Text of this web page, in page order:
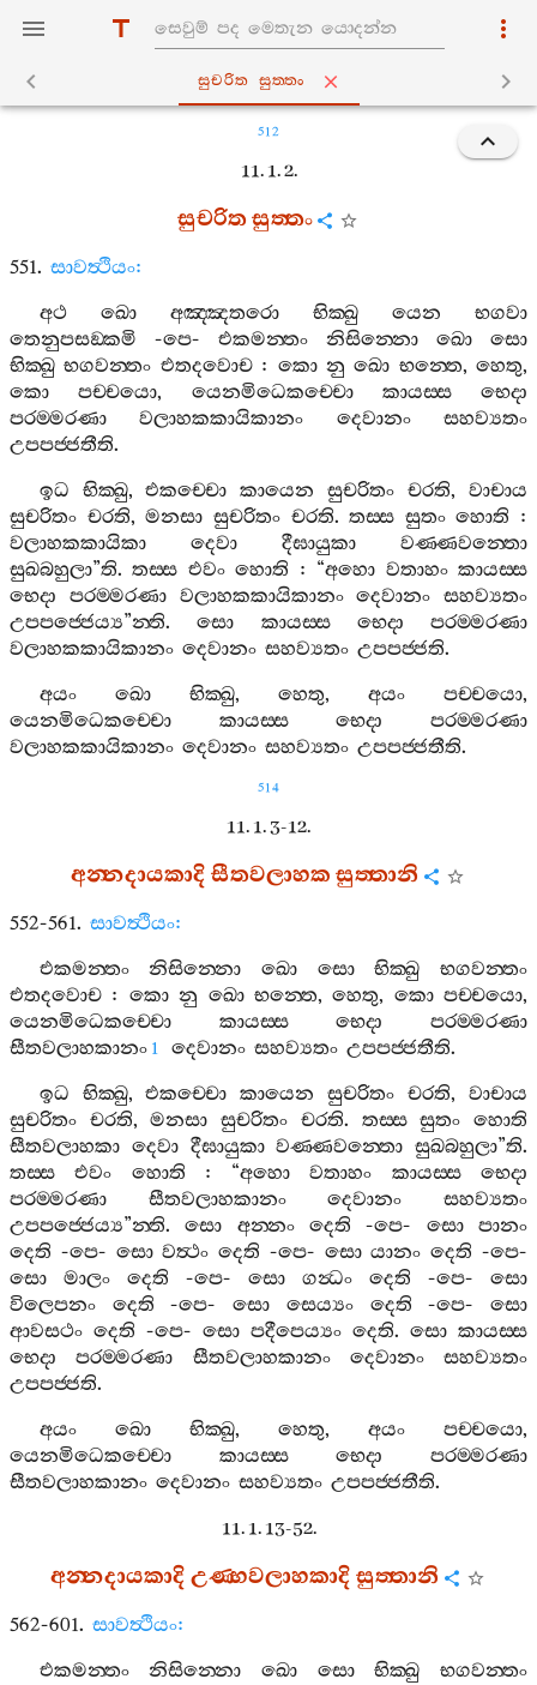
සුචරිත සුත‍්තං
512
11. 1. 2.
සුචරිතසුත‍්තං
551. සාවත්‍ථියං:
අථ
ඛො අඤ‍්ඤතරො භික‍්ඛු යෙන
භගවා
තෙනුපසඞ‍්කමි -පෙ- එකමන‍්තං නිසින‍්නො ඛො
සො
භික‍්ඛු භගවන‍්තං එතදවොච: කො නු ඛො භන‍්තෙ, හෙතු,
කො
පච‍්චයො, යෙනමිධෙකච‍්චො කායස‍්ස
භෙදා
පරම‍්මරණා
වලාහකකායිකානං දෙවානං
සහව්‍යතං
උපපජ‍්ජතීති.
ඉධ
භික‍්ඛු,එකච‍්චො කායෙන සුචරිතං චරති,වාචාය
සුචරිතං චරති,මනසා සුචරිතං චරති.තස‍්ස සුතං හොති :
වලාහකකායිකා
දෙවා දීඝායුකා
වණ‍්ණවන‍්තො
සුඛබහුලා”ති.තස‍්ස එවං හොති : “අහො වතාහං කායස‍්ස
භෙදා
පරම‍්මරණා වලාහකකායිකානං දෙවානං සහව්‍යතං
උපපජ‍්ජෙය්‍ය”න‍්ති.සො කායස‍්ස භෙදා
පරම‍්මරණා
වලාහකකායිකානං දෙවානං සහව්‍යතං උපපජ‍්ජති.
අයං
ඛො භික‍්ඛු, හෙතු, අයං පච‍්චයො,
යෙනමිධෙකච‍්චො
කායස‍්ස භෙදා
පරම‍්මරණා
වලාහකකායිකානං දෙවානං සහව්‍යතං උපපජ‍්ජතීති.
514
11. 1. 3-12.
අන‍්නදායකාදිසීතවලාහකසුත‍්තානි
552-561. සාවත්‍ථියං:
එකමන‍්තං
නිසින‍්නො ඛො සො භික‍්ඛු
භගවන‍්තං
එතදවොච : කො නු ඛො භන‍්තෙ,හෙතු, කො පච‍්චයො,
යෙනමිධෙකච‍්චො
කායස‍්ස භෙදා
පරම‍්මරණා
සීතවලාහකානං 1 දෙවානං සහව්‍යතං උපපජ‍්ජතීති.
ඉධ
භික‍්ඛු,එකච‍්චො කායෙන සුචරිතං චරති,වාචාය
සුචරිතං චරති,මනසා සුචරිතං චරති. තස‍්ස සුතං හොති
සීතවලාහකා දෙවා දීඝායුකා වණ‍්ණවන‍්තො සුඛබහුලා”ති.
තස‍්ස
එවං හොති : “අහො වතාහං කායස‍්ස
භෙදා
පරම‍්මරණා
සීතවලාහකානං දෙවානං
සහව්‍යතං
උපපජ‍්ජෙය්‍ය”න‍්ති.සො අන‍්නං දෙති -පෙ- සො
පානං
දෙති -පෙ- සො වත්‍ථං දෙති -පෙ- සො යානං දෙති -පෙ-
සො
මාලං දෙති -පෙ- සො ගන්‍ධං දෙති -පෙ- සො
විලෙපනං
දෙති -පෙ-සො සෙය්‍යං දෙති -පෙ-සො
ආවසථං දෙති -පෙ- සො පදීපෙය්‍යං දෙති. සො කායස‍්ස
භෙදා
පරම‍්මරණා සීතවලාහකානං දෙවානං
සහව්‍යතං
උපපජ‍්ජති.
අයං
ඛො භික‍්ඛු, හෙතු, අයං පච‍්චයො,
යෙනමිධෙකච‍්චො
කායස‍්ස භෙදා
පරම‍්මරණා
සීතවලාහකානං දෙවානං සහව්‍යතං උපපජ‍්ජතීති.
11. 1. 13-52.
අන‍්නදායකාදිඋණ‍්හවලාහකාදිසුත‍්තානි
562-601. සාවත්‍ථියං:
එකමන‍්තං
නිසින‍්නො ඛො සො භික‍්ඛු
භගවන‍්තං